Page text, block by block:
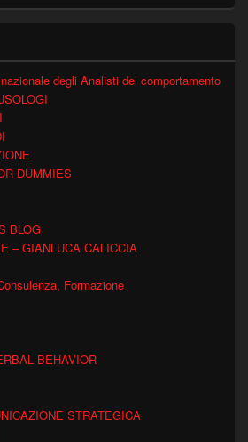
degli Analisti del comportamento
DUMMIES
BLOG
– GIANLUCA CALICCIA
Formazione
BEHAVIOR
STRATEGICA